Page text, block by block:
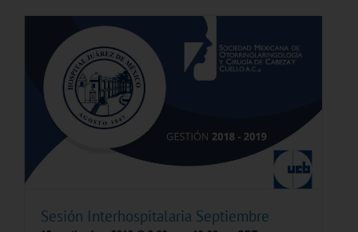
Sesión Interhospitalaria Septiembre